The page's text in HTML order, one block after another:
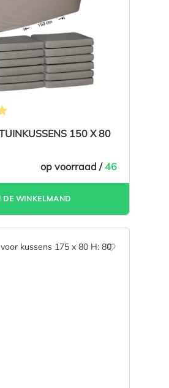
150 X 80
op voorraad /46
DE WINKELMAND